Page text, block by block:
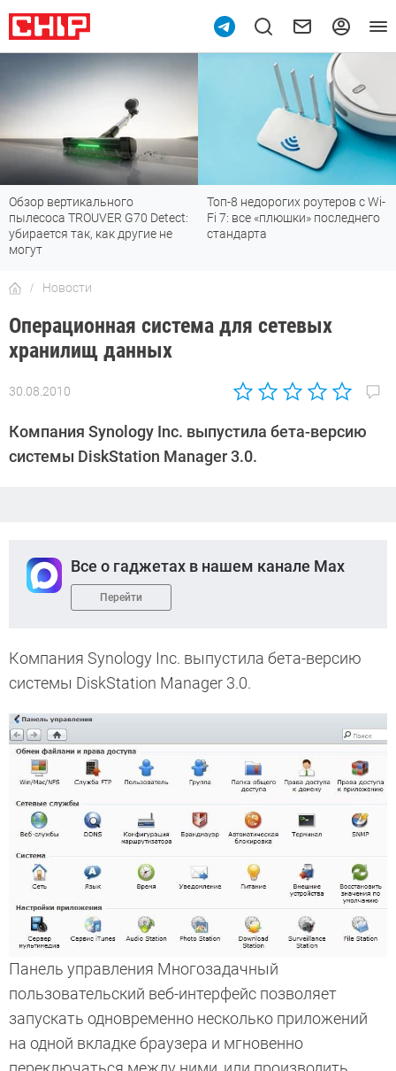
Обзор вертикального
пылесоса TROUVER G70 Detect:
убирается так, как другие не
могут
Топ-8 недорогих роутеров с Wi-
Fi 7: все «плюшки» последнего
стандарта
Новости
Операционная система для сетевых
хранилищ данных
30.08.2010
Автор:
Компания Synology Inc. выпустила бета-версию
системы DiskStation Manager 3.0.
Все о гаджетах в нашем канале Max
Перейти
Компания Synology Inc. выпустила бета-версию
системы DiskStation Manager 3.0.
Панель управления Многозадачный
пользовательский веб-интерфейс позволяет
запускать одновременно несколько приложений
на одной вкладке браузера и мгновенно